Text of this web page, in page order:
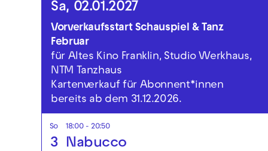
Sa, 02.01.2027
Vorverkaufsstart Schauspiel & Tanz
Februar
für Altes Kino Franklin, Studio Werkhaus,
NTM Tanzhaus
Kartenverkauf für Abonnent*innen
bereits ab dem 31.12.2026.
So
3
18:00 - 20:50
Nabucco